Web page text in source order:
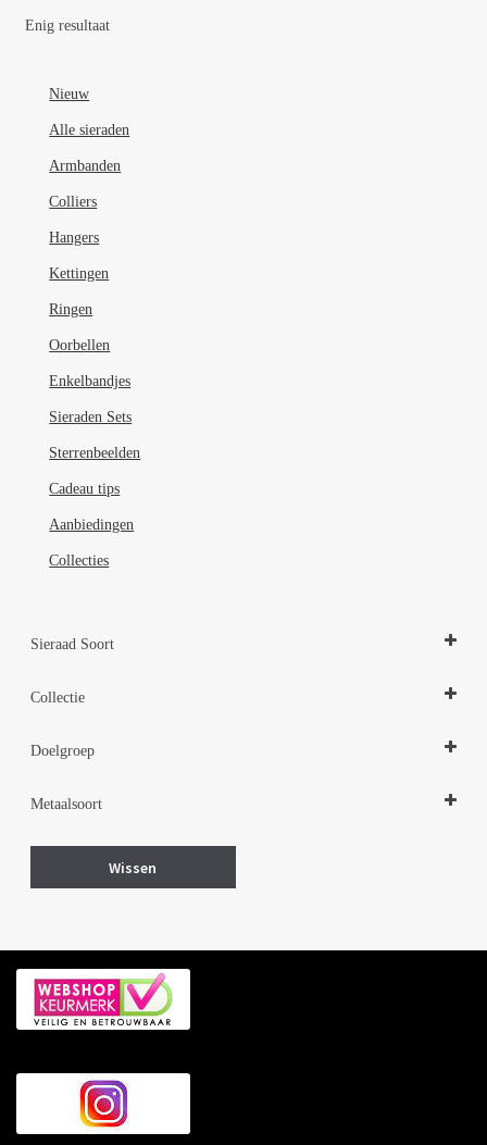
Enig resultaat
Nieuw
Alle sieraden
Armbanden
Colliers
Hangers
Kettingen
Ringen
Oorbellen
Enkelbandjes
Sieraden Sets
Sterrenbeelden
Cadeau tips
Aanbiedingen
Collecties
Sieraad Soort
Kettingen
Collectie
Doelgroep
Herensieraden
Metaalsoort
Wissen